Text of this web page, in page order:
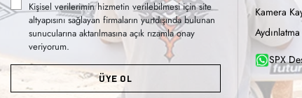
Kişisel verilerimin hizmetin verilebilmesi için site
altyapısını sağlayan firmaların yurtdışında bulunan
sunucularına aktarılmasına açık rızamla onay
veriyorum.
ÜYE OL
Kamera
SPX